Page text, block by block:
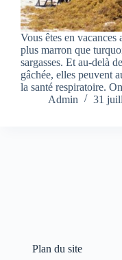
Vous êtes en vacances
plus marron que
sargasses. Et au-delà
gâchée, elles peuvent
la santé respiratoire.
Admin
31
Plan du site